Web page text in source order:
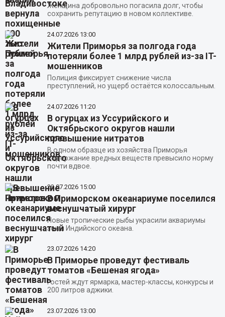
Женщина добровольно погасила долг, чтобы
сохранить репутацию в новом коллективе.
24.07.2026 13:00
Жители Приморья за полгода года
потеряли более 1 млрд рублей из-за IT-
мошенников
Полиция фиксирует снижение числа
преступлений, но ущерб остаётся колоссальным.
24.07.2026 11:20
В огурцах из Уссурийского и
Октябрьского округов нашли
превышение нитратов
В одном образце из хозяйства Приморья
содержание вредных веществ превысило норму
почти вдвое.
23.07.2026 15:00
В Приморском океанариуме поселился
веснушчатый хирург
Новые тропические рыбы украсили аквариумы
зоны Индийского океана.
23.07.2026 14:20
В Приморье проведут фестиваль
томатов «Бешеная ягода»
Гостей ждут ярмарка, мастер-классы, конкурсы и
200 литров аджики.
23.07.2026 13:00